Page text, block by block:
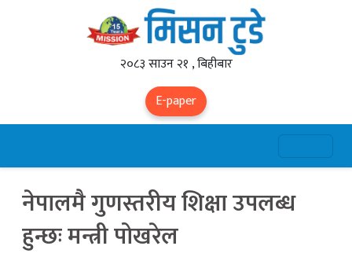
२०८३ साउन २१ , बिहीबार
E-paper
नेपालमै गुणस्तरीय शिक्षा उपलब्ध
हुन्छः मन्त्री पोखरेल